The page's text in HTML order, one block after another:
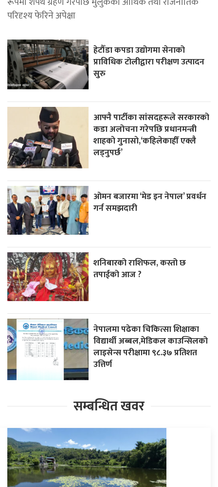
परिदृश्य फेरिने अपेक्षा
हेटौँडा कपडा उद्योगमा सेनाको
प्राविधिक टोलीद्वारा परीक्षण उत्पादन
सुरु
आफ्नै पार्टीका सांसदहरूले सरकारको
कडा अलोचना गरेपछि प्रधानमन्त्री
शाहकाे गुनासाे,‘कहिलेकाहीँ एक्लै
लड्नुपर्छ’
ओमन बजारमा ‘मेड इन नेपाल’ प्रवर्धन
गर्न समझदारी
शनिबारको राशिफल, कस्तो छ
तपाईको आज ?
नेपालमा पढेका चिकित्सा शिक्षाका
विद्यार्थी अब्बल,मेडिकल काउन्सिलको
लाइसेन्स परीक्षामा ९८.३७ प्रतिशत
उत्तिर्ण
सम्बन्धित खवर